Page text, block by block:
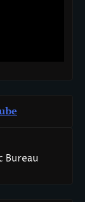
Bureau